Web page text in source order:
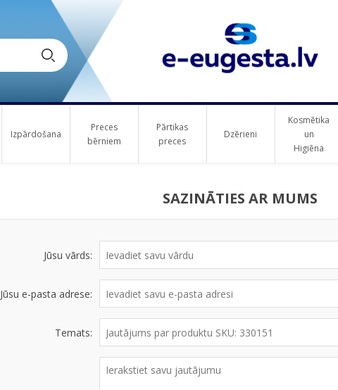
Izpārdošana
Preces
bērniem
Pārtikas
preces
Dzērieni
Kosmētika
un
Higiēna
SAZINĀTIES AR MUMS
Jūsu vārds:
Jūsu e-pasta adrese:
Temats: